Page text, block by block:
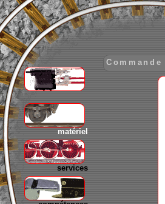
matériel
services
Commande